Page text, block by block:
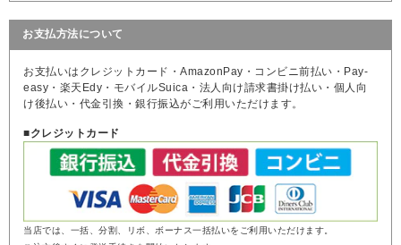
お支払方法について
お支払いはクレジットカード・AmazonPay・コンビニ前払い・Pay-
easy・楽天Edy・モバイルSuica・法人向け請求書掛け払い・個人向
け後払い・代金引換・銀行振込がご利用いただけます。
■クレジットカード
当店では、一括、分割、リボ、ボーナス一括払いをご利用いただけます。